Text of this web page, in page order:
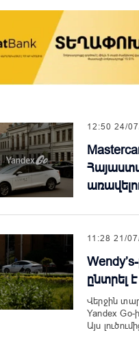
12:50 24/
11:28 21/
ընտրել
Վերջին
Yandex
Այս
Ucom-ի